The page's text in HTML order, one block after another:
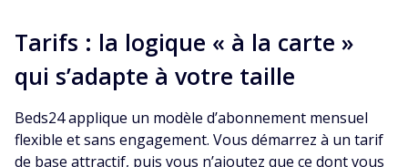
Tarifs : la logique « à la carte »
qui s’adapte à votre taille
Beds24 applique un modèle d’abonnement mensuel
flexible et sans engagement. Vous démarrez à un tarif
de base attractif, puis vous n’ajoutez que ce dont vous